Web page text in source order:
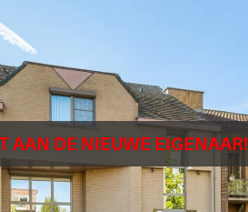
AAN DE NIEUWE EIGENAAR!